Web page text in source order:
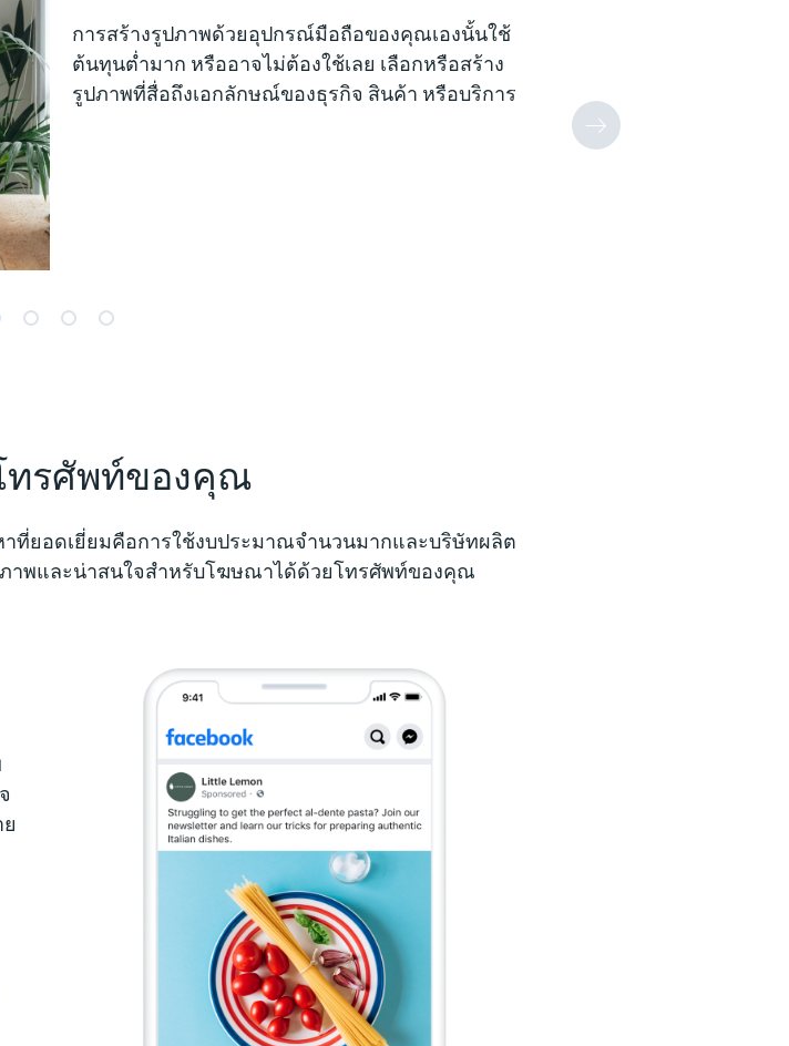
การสร้างรูปภาพด้วยอุปกรณ์มือถือของคุณเองนั้นใช้
ต้นทุนต่ำมาก หรืออาจไม่ต้องใช้เลย เลือกหรือสร้าง
รูปภาพที่สื่อถึงเอกลักษณ์ของธุรกิจ สินค้า หรือบริการ
ทรศัพท์ของคุณ
ที่ยอดเยี่ยมคือการใช้งบประมาณจำนวนมากและบริษัทผลิต
าพและน่าสนใจสำหรับโฆษณาได้ด้วยโทรศัพท์ของคุณ